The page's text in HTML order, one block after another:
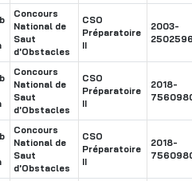
Concours
National de
Saut
d'Obstacles
CSO
Préparatoire
II
2003-
Concours
National de
Saut
d'Obstacles
CSO
Préparatoire
II
2018-
Concours
National de
Saut
d'Obstacles
CSO
Préparatoire
II
2018-